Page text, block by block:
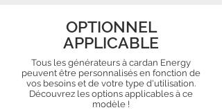
OPTIONNEL
APPLICABLE
Tous les générateurs à cardan Energy
peuvent être personnalisés en fonction de
vos besoins et de votre type d'utilisation.
Découvrez les options applicables à ce
modèle !